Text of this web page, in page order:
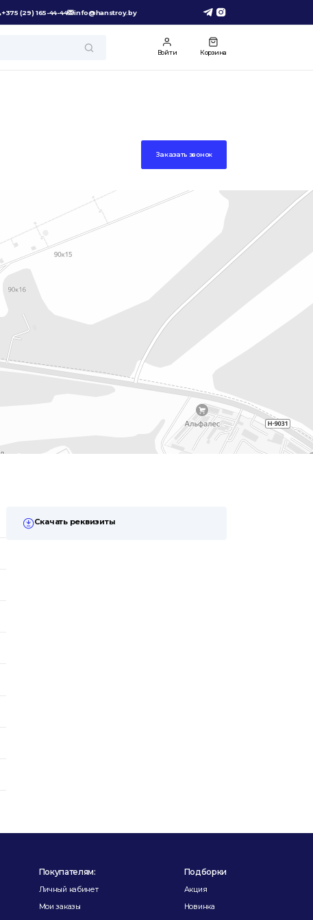
+375 (29) 165-44-44 info@hanstroy.by
Войти Корзина
Заказать звонок
Скачать реквизиты
Покупателям:
Личный кабинет
Мои заказы
Подборки
Акция
Новинка